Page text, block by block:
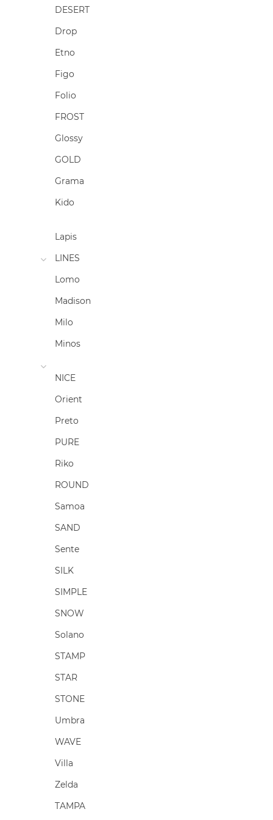
DESERT
Drop
Etno
Figo
Folio
FROST
Glossy
GOLD
Grama
Kido
Lapis
LINES
Lomo
Madison
Milo
Minos
NICE
Orient
Preto
PURE
Riko
ROUND
Samoa
SAND
Sente
SILK
SIMPLE
SNOW
Solano
STAMP
STAR
STONE
Umbra
WAVE
Villa
Zelda
TAMPA